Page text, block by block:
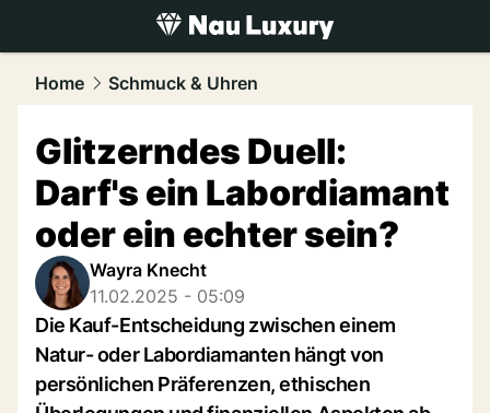
luxury.NAU.ch
Home Schmuck & Uhren
Glitzerndes Duell:
Darf's ein Labordiamant
oder ein echter sein?
Wayra Knecht
11.02.2025 - 05:09
Die Kauf-Entscheidung zwischen einem
Natur- oder Labordiamanten hängt von
persönlichen Präferenzen, ethischen